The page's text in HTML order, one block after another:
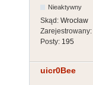
Nieaktywny
Skąd: Wrocław
Zarejestrowany:
Posty: 195
uicr0Bee